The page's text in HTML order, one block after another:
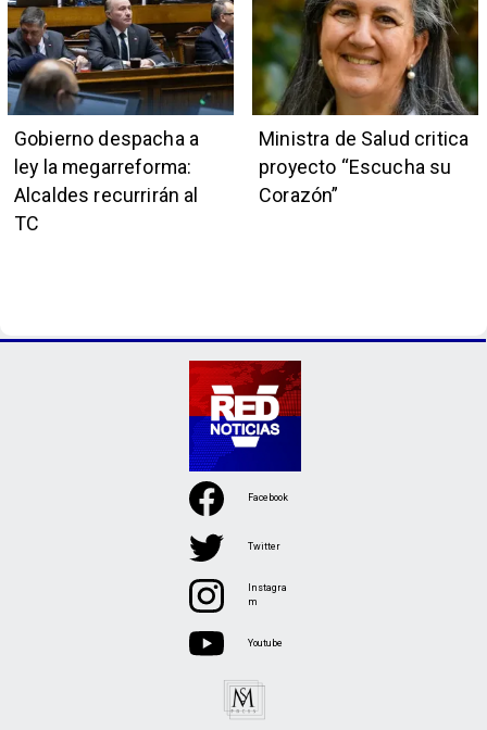
Gobierno despacha a
ley la megarreforma:
Alcaldes recurrirán al
TC
Ministra de Salud critica
proyecto “Escucha su
Corazón”
Facebook
Twitter
Instagra
m
Youtube